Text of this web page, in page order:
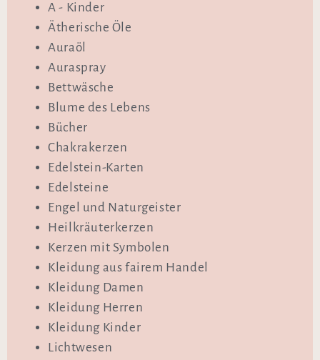
A - Kinder
Ätherische Öle
Auraöl
Auraspray
Bettwäsche
Blume des Lebens
Bücher
Chakrakerzen
Edelstein-Karten
Edelsteine
Engel und Naturgeister
Heilkräuterkerzen
Kerzen mit Symbolen
Kleidung aus fairem Handel
Kleidung Damen
Kleidung Herren
Kleidung Kinder
Lichtwesen